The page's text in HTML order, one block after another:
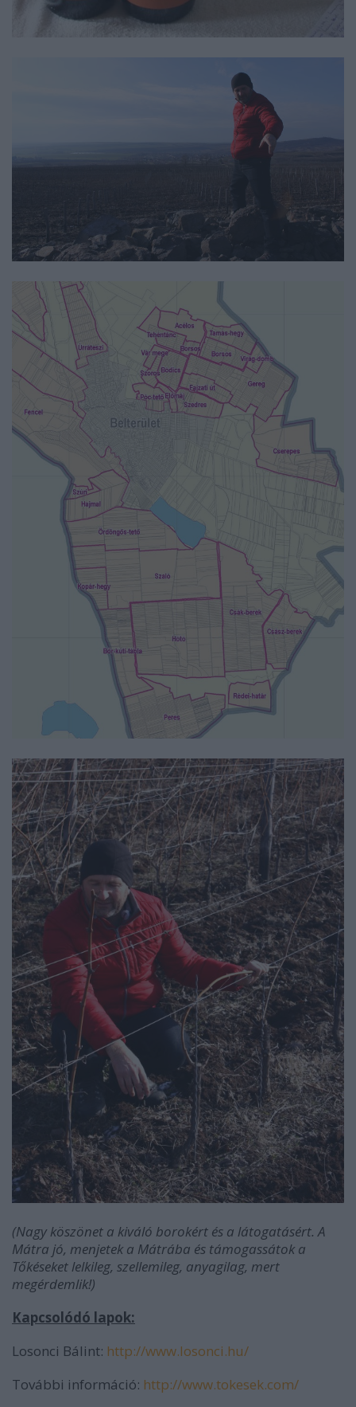
(Nagy köszönet a kiváló borokért és a látogatásért. A
Mátra jó, menjetek a Mátrába és támogassátok a
Tőkéseket lelkileg, szellemileg, anyagilag, mert
megérdemlik!)
Kapcsolódó lapok:
Losonci Bálint: http://www.losonci.hu/
További információ: http://www.tokesek.com/